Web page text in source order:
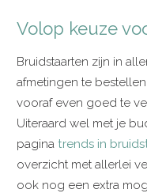
Volop keuze
Bruidstaarten zijn in
afmetingen te
vooraf even goed te
Uiteraard wel met je
pagina trends in
overzicht met allerlei
ook nog een extra